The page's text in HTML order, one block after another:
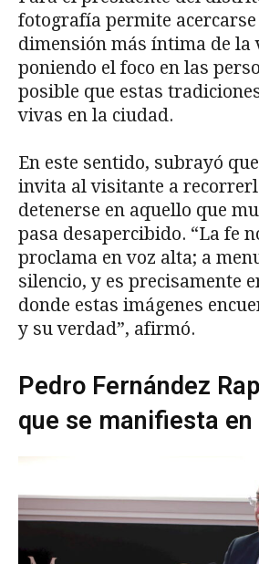
fotografía permite acercarse
dimensión más íntima de la
poniendo el foco en las
posible que estas
vivas en la ciudad.
En este sentido, subrayó
invita al visitante a
detenerse en aquello que
pasa desapercibido. “La fe
proclama en voz alta; a
silencio, y es precisamente
donde estas imágenes
y su verdad”, afirmó.
Pedro Fernández
que se manifiesta